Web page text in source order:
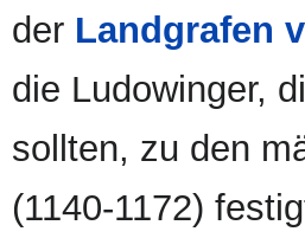
der Landgrafen
die Ludowinger,
sollten, zu den
(1140-1172)